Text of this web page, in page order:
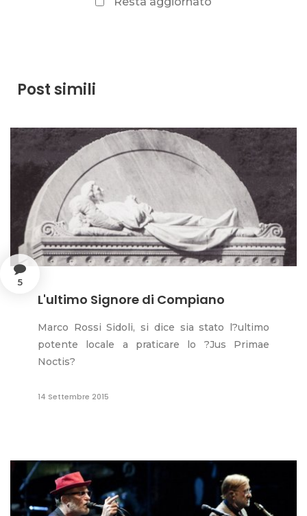
Post simili
5
L'ultimo Signore di Compiano
Marco Rossi Sidoli, si dice sia stato l?ultimo
potente locale a praticare lo ?Jus Primae
Noctis?
14 Settembre 2015